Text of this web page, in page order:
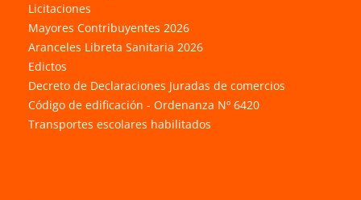
Licitaciones
Mayores Contribuyentes 2026
Aranceles Libreta Sanitaria 2026
Edictos
Decreto de Declaraciones Juradas de comercios
Código de edificación - Ordenanza Nº 6420
Transportes escolares habilitados